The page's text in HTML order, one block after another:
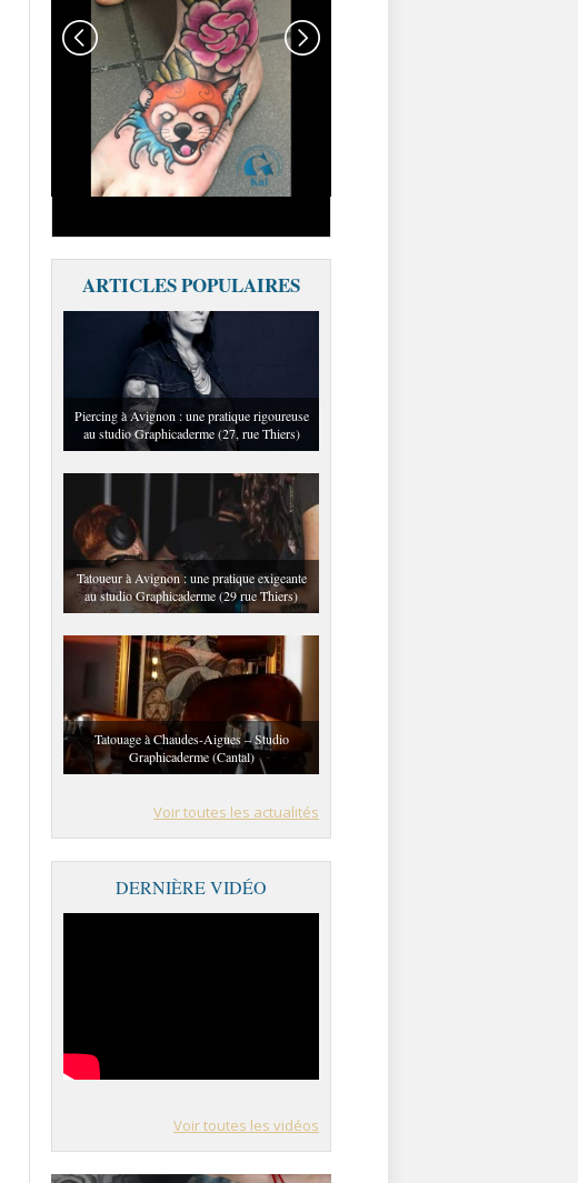
TATOUAGENEOTRAD-
NEOTRAD-AVIGNON-
MEILLEURSTATOUEURS
ARTICLES POPULAIRES
Piercing à Avignon : une pratique rigoureuse
au studio Graphicaderme (27, rue Thiers)
Tatoueur à Avignon : une pratique exigeante
au studio Graphicaderme (29 rue Thiers)
Tatouage à Chaudes-Aigues – Studio
Graphicaderme (Cantal)
Voir toutes les actualités
DERNIÈRE VIDÉO
Voir toutes les vidéos